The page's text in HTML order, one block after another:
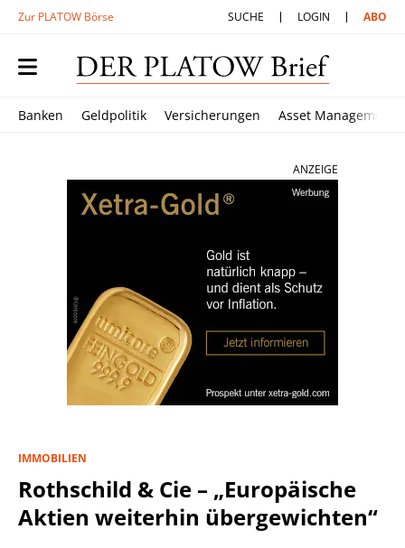
Zur PLATOW Börse SUCHE LOGIN ABO
Banken Geldpolitik Versicherungen Asset Management
ANZEIGE
IMMOBILIEN
Rothschild & Cie – „Europäische
Aktien weiterhin übergewichten“